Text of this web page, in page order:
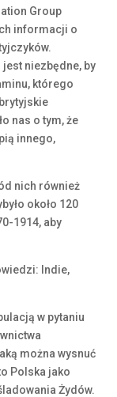
Group
informacji o
niezbędne, by
którego
nas o tym, że
innego,
nich również
około 120
1914, aby
Indie,
w pytaniu
można wysnuć
Polska jako
Żydów.